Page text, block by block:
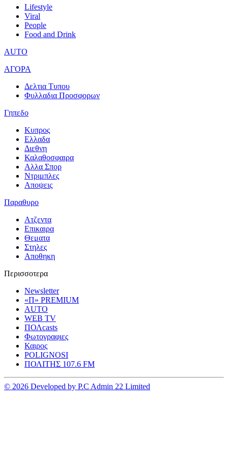
Lifestyle
Viral
People
Food and Drink
AUTO
ΑΓΟΡΑ
Δελτια Τυπου
Φυλλαδια Προσφορων
Γηπεδο
Κυπρος
Ελλαδα
Διεθνη
Καλαθοσφαιρα
Αλλα Σπορ
Ντριμπλες
Αποψεις
Παραθυρο
Ατζεντα
Επικαιρα
Θεματα
Στηλες
Αποθηκη
Περισσοτερα
Newsletter
«Π» PREMIUM
AUTO
WEB TV
ΠΟΛcasts
Φωτογραφιες
Καιρος
POLIGNOSI
ΠΟΛΙΤΗΣ 107.6 FM
© 2026 Developed by P.C Admin 22 Limited